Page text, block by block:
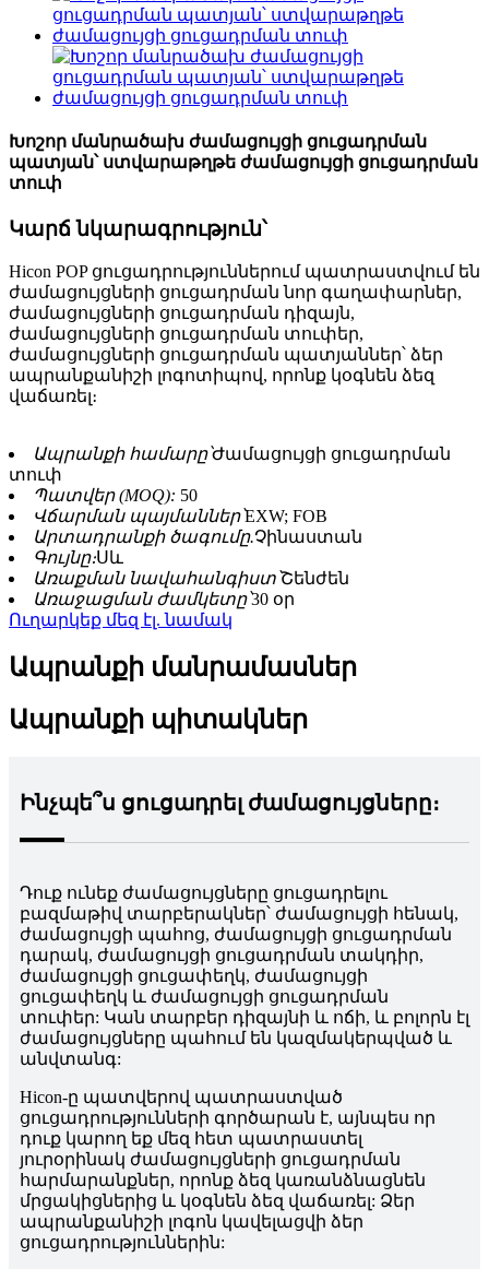
Խոշոր մանրածախ ժամացույցի ցուցադրման
պատյան՝ ստվարաթղթե ժամացույցի ցուցադրման
տուփ
Կարճ նկարագրություն՝
Hicon POP ցուցադրություններում պատրաստվում են
ժամացույցների ցուցադրման նոր գաղափարներ,
ժամացույցների ցուցադրման դիզայն,
ժամացույցների ցուցադրման տուփեր,
ժամացույցների ցուցադրման պատյաններ՝ ձեր
ապրանքանիշի լոգոտիպով, որոնք կօգնեն ձեզ
վաճառել։
Ապրանքի համարը՝Ժամացույցի ցուցադրման
տուփ
Պատվեր (MOQ): 50
Վճարման պայմաններ՝EXW; FOB
Արտադրանքի ծագումը.Չինաստան
Գույնը։Սև
Առաքման նավահանգիստ՝ Շենժեն
Առաջացման ժամկետը՝30 օր
Ուղարկեք մեզ էլ. նամակ
Ապրանքի մանրամասներ
Ապրանքի պիտակներ
Ինչպե՞ս ցուցադրել ժամացույցները։
Դուք ունեք ժամացույցները ցուցադրելու
բազմաթիվ տարբերակներ՝ ժամացույցի հենակ,
ժամացույցի պահոց, ժամացույցի ցուցադրման
դարակ, ժամացույցի ցուցադրման տակդիր,
ժամացույցի ցուցափեղկ, ժամացույցի
ցուցափեղկ և ժամացույցի ցուցադրման
տուփեր: Կան տարբեր դիզայնի և ոճի, և բոլորն էլ
ժամացույցները պահում են կազմակերպված և
անվտանգ:
Hicon-ը պատվերով պատրաստված
ցուցադրությունների գործարան է, այնպես որ
դուք կարող եք մեզ հետ պատրաստել
յուրօրինակ ժամացույցների ցուցադրման
հարմարանքներ, որոնք ձեզ կառանձնացնեն
մրցակիցներից և կօգնեն ձեզ վաճառել: Ձեր
ապրանքանիշի լոգոն կավելացվի ձեր
ցուցադրություններին: